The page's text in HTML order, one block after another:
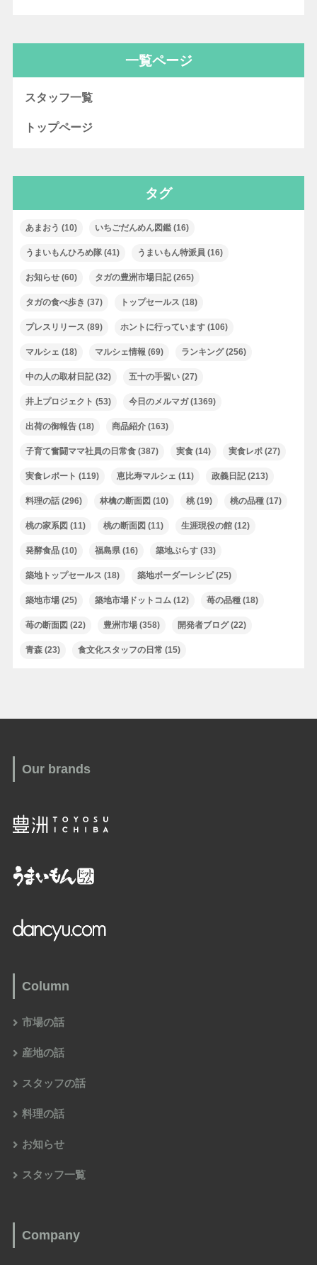
一覧ページ
スタッフ一覧
トップページ
タグ
あまおう (10) いちごだんめん図鑑(16)
うまいもんひろめ隊(41) うまいもん特派員 (16)
お知らせ(60) タガの豊洲市場日記(265)
タガの食べ歩き (37) トップセールス (18)
プレスリリース (89) ホントに行っています(106)
マルシェ (18) マルシェ情報 (69) ランキング(256)
中の人の取材日記(32) 五十の手習い(27)
井上プロジェクト (53) 今日のメルマガ(1369)
出荷の御報告(18) 商品紹介(163)
子育て奮闘ママ社員の日常食(387) 実食(14) 実食レポ(27)
実食レポート (119) 恵比寿マルシェ (11) 政義日記(213)
料理の話(296) 林檎の断面図 (10) 桃(19) 桃の品種(17)
桃の家系図 (11) 桃の断面図 (11) 生涯現役の館(12)
発酵食品(10) 福島県(16) 築地ぷらす(33)
築地トップセールス (18) 築地ボーダーレシピ(25)
築地市場(25) 築地市場ドットコム (12) 苺の品種(18)
苺の断面図 (22) 豊洲市場(358) 開発者ブログ(22)
青森(23) 食文化スタッフの日常 (15)
Our brands
Column
市場の話
産地の話
スタッフの話
料理の話
お知らせ
スタッフ一覧
Company